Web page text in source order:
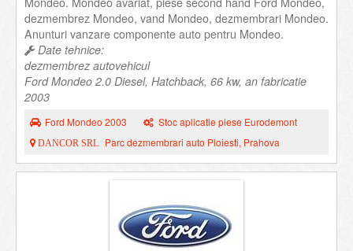
dezmembrez Mondeo, vand Mondeo, dezmembrari Mondeo.
Anunturi vanzare componente auto pentru Mondeo.
Date tehnice:
dezmembrez autovehicul
Ford Mondeo 2.0 Diesel, Hatchback, 66 kw, an fabricatie
2003
Ford Mondeo 2003 Stoc aplicatie piese Eurodemont
DANCOR SRL Parc dezmembrari auto Ploiesti, Prahova